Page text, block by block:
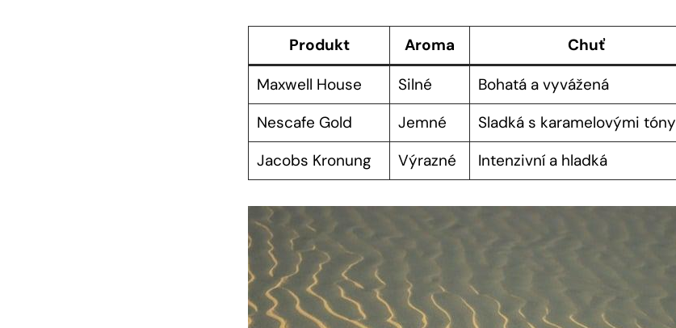
Produkt Aroma Chuť
Maxwell House
Silné Bohatá a vyvážená
Nescafe Gold
Jemné Sladká s karamelovými tóny
Jacobs Kronung
Výrazné Intenzivní a hladká